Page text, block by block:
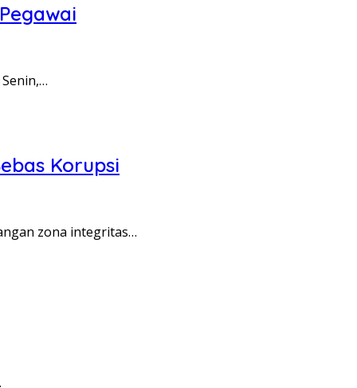
Korupsi
zona integritas…